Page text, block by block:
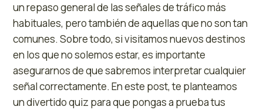
un repaso general de las señales de tráfico más
habituales, pero también de aquellas que no son tan
comunes. Sobre todo, si visitamos nuevos destinos
en los que no solemos estar, es importante
asegurarnos de que sabremos interpretar cualquier
señal correctamente. En este post, te planteamos
un divertido quiz para que pongas a prueba tus